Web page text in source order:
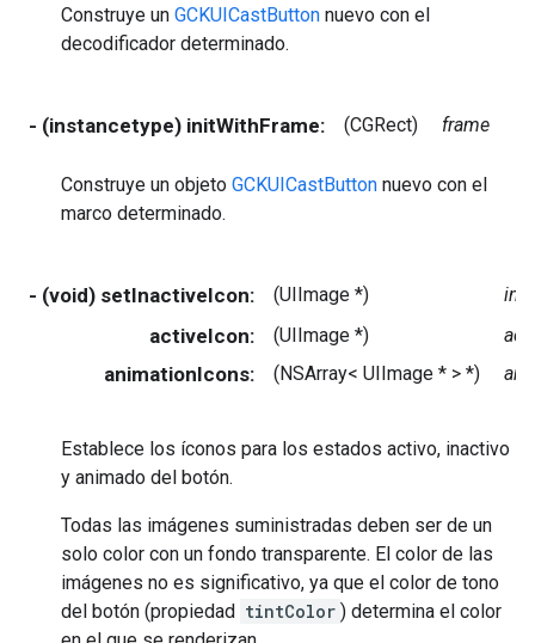
Construye un GCKUICastButton nuevo con el
decodificador determinado.
- (instancetype) initWithFrame: (CGRect) frame
Construye un objeto GCKUICastButton nuevo con el
marco determinado.
- (void) setInactiveIcon: (UIImage *)
activeIcon: (UIImage *)
animationIcons: (NSArray< UIImage * > *)
Establece los íconos para los estados activo, inactivo
y animado del botón.
Todas las imágenes suministradas deben ser de un
solo color con un fondo transparente. El color de las
imágenes no es significativo, ya que el color de tono
del botón (propiedad tintColor ) determina el color